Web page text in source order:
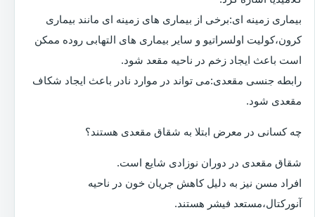
بیماری زمینه ای:برخی از بیماری های زمینه ای مانند بیماری
کرون،کولیت اولسراتیو و سایر بیماری های التهابی روده ممکن
است باعث ایجاد زخم در ناحیه مقعد شود.
رابطه جنسی مقعدی:می تواند در موارد نادر باعث ایجاد شکاف
مقعدی شود.
چه کسانی در معرض ابتلا به شقاق مقعدی هستند؟
شقاق مقعدی در دوران نوزادی شایع است.
افراد مسن نیز به دلیل کاهش جریان خون در ناحیه
آنورکتال،مستعد فیشر هستند.